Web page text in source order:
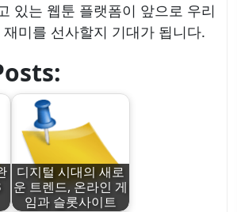
있는 웹툰 플랫폼이 앞으로 우리
미를 선사할지 기대가 됩니다.
디지털 시대의 새로
운 트렌드, 온라인 게
임과 슬롯사이트